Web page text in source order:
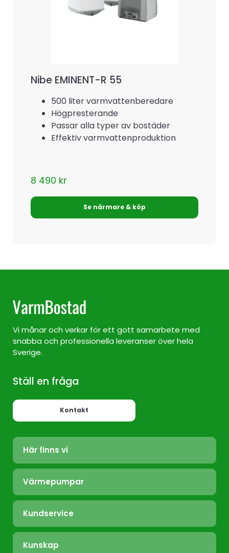
Nibe EMINENT-R 55
500 liter varmvattenberedare
Högpresterande
Passar alla typer av bostäder
Effektiv varmvattenproduktion
8 490 kr
Se närmare & köp
Vi månar och verkar för ett gott samarbete med
snabba och professionella leveranser över hela
Sverige.
Ställ en fråga
Kontakt
Här finns vi
Värmepump Sverige
Värmepump Stockholm
Värmepumpar
Luft/Luft
Bergvärme
Kundservice
Felanmälan
Kunskap